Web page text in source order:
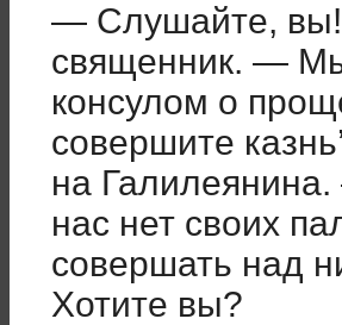
— Слушайте, вы!
священник. — Мы
консулом о
совершите
на
нас нет своих
совершать над
Хотите вы?